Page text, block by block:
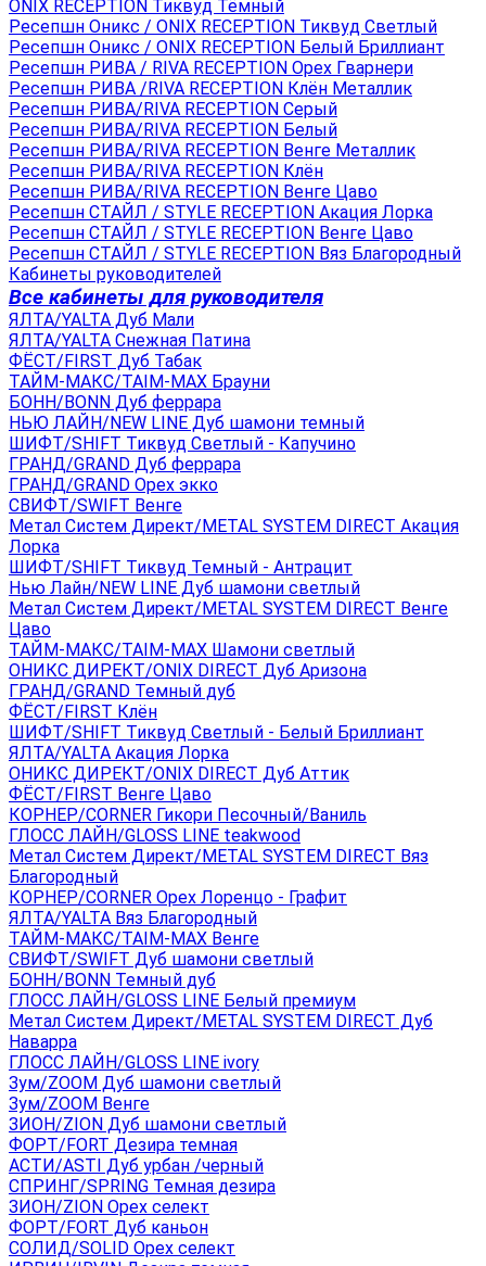
ONIX RECEPTION Тиквуд Тёмный
Ресепшн Оникс / ONIX RECEPTION Тиквуд Светлый
Ресепшн Оникс / ONIX RECEPTION Белый Бриллиант
Ресепшн РИВА / RIVA RECEPTION Орех Гварнери
Ресепшн РИВА /RIVA RECEPTION Клён Металлик
Ресепшн РИВА/RIVA RECEPTION Серый
Ресепшн РИВА/RIVA RECEPTION Белый
Ресепшн РИВА/RIVA RECEPTION Венге Металлик
Ресепшн РИВА/RIVA RECEPTION Клён
Ресепшн РИВА/RIVA RECEPTION Венге Цаво
Ресепшн СТАЙЛ / STYLE RECEPTION Акация Лорка
Ресепшн СТАЙЛ / STYLE RECEPTION Венге Цаво
Ресепшн СТАЙЛ / STYLE RECEPTION Вяз Благородный
Кабинеты руководителей
Все кабинеты для руководителя
ЯЛТА/YALTA Дуб Мали
ЯЛТА/YALTA Снежная Патина
ФЁСТ/FIRST Дуб Табак
ТАЙМ-МАКС/TAIM-MAX Брауни
БОНН/BONN Дуб феррара
НЬЮ ЛАЙН/NEW LINE Дуб шамони темный
ШИФТ/SHIFT Тиквуд Светлый - Капучино
ГРАНД/GRAND Дуб феррара
ГРАНД/GRAND Орех экко
СВИФТ/SWIFT Венге
Метал Систем Директ/METAL SYSTEM DIRECT Акация
Лорка
ШИФТ/SHIFT Тиквуд Темный - Антрацит
Нью Лайн/NEW LINE Дуб шамони светлый
Метал Систем Директ/METAL SYSTEM DIRECT Венге
Цаво
ТАЙМ-МАКС/TAIM-MAX Шамони светлый
ОНИКС ДИРЕКТ/ONIX DIRECT Дуб Аризона
ГРАНД/GRAND Темный дуб
ФЁСТ/FIRST Клён
ШИФТ/SHIFT Тиквуд Светлый - Белый Бриллиант
ЯЛТА/YALTA Акация Лорка
ОНИКС ДИРЕКТ/ONIX DIRECT Дуб Аттик
ФЁСТ/FIRST Венге Цаво
КОРНЕР/CORNER Гикори Песочный/Ваниль
ГЛОСС ЛАЙН/GLOSS LINE teakwood
Метал Систем Директ/METAL SYSTEM DIRECT Вяз
Благородный
КОРНЕР/CORNER Орех Лоренцо - Графит
ЯЛТА/YALTA Вяз Благородный
ТАЙМ-МАКС/TAIM-MAX Венге
СВИФТ/SWIFT Дуб шамони светлый
БОНН/BONN Темный дуб
ГЛОСС ЛАЙН/GLOSS LINE Белый премиум
Метал Систем Директ/METAL SYSTEM DIRECT Дуб
Наварра
ГЛОСС ЛАЙН/GLOSS LINE ivory
Зум/ZOOM Дуб шамони светлый
Зум/ZOOM Венге
ЗИОН/ZION Дуб шамони светлый
ФОРТ/FORT Дезира темная
АСТИ/ASTI Дуб урбан /черный
СПРИНГ/SPRING Темная дезира
ЗИОН/ZION Орех селект
ФОРТ/FORT Дуб каньон
СОЛИД/SOLID Орех селект